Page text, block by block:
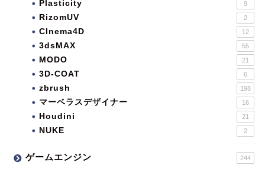
Plasticity 9
RizomUV 2
CInema4D 12
3dsMAX 55
MODO 21
3D-COAT 6
zbrush 198
マーベラスデザイナー 16
Houdini 21
NUKE 2
ゲームエンジン 244